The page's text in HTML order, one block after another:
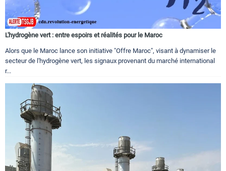
L'hydrogène vert : entre espoirs et réalités pour le Maroc
Alors que le Maroc lance son initiative "Offre Maroc", visant à dynamiser le
secteur de l'hydrogène vert, les signaux provenant du marché international
r...